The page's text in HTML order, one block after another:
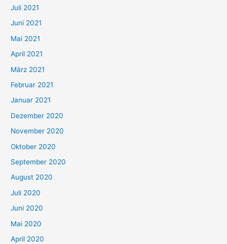
a
c
h
:
Juli 2021
Juni 2021
Mai 2021
April 2021
März 2021
Februar 2021
Januar 2021
Dezember 2020
November 2020
Oktober 2020
September 2020
August 2020
Juli 2020
Juni 2020
Mai 2020
April 2020